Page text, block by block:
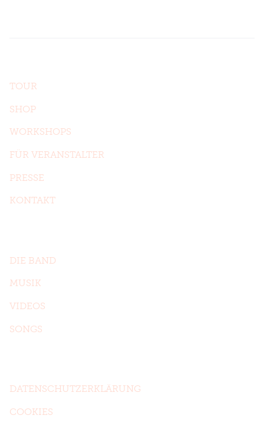
TOUR
SHOP
WORKSHOPS
FÜR VERANSTALTER
PRESSE
KONTAKT
DIE BAND
MUSIK
VIDEOS
SONGS
DATENSCHUTZERKLÄRUNG
COOKIES